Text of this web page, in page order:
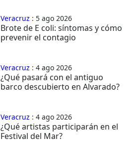
Veracruz : 5 ago 2026
Brote de E coli: síntomas y cómo
prevenir el contagio
Veracruz : 4 ago 2026
¿Qué pasará con el antiguo
barco descubierto en Alvarado?
Veracruz : 4 ago 2026
¿Qué artistas participarán en el
Festival del Mar?